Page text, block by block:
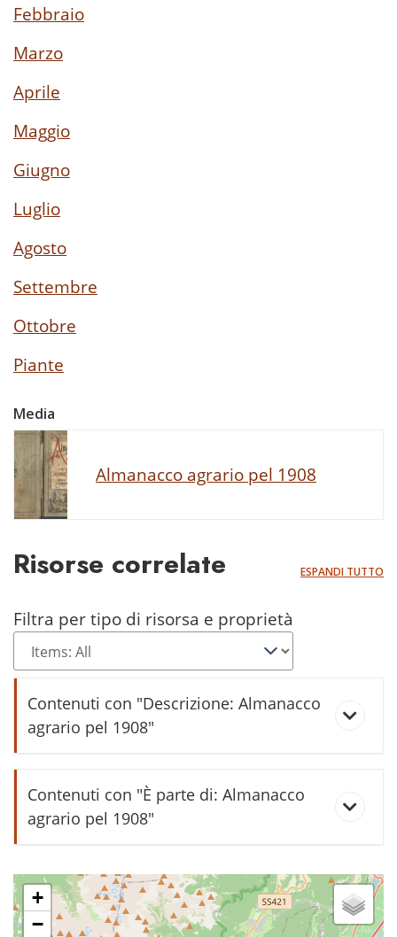
Febbraio
Marzo
Aprile
Maggio
Giugno
Luglio
Agosto
Settembre
Ottobre
Piante
Media
Almanacco agrario pel 1908
Risorse correlate ESPANDI TUTTO
Filtra per tipo di risorsa e proprietà
Contenuti con "Descrizione: Almanacco
agrario pel 1908"
Dote di Margherita Chistè - 1857
Contenuti con "È parte di: Almanacco
agrario pel 1908"
stròpa
+
−